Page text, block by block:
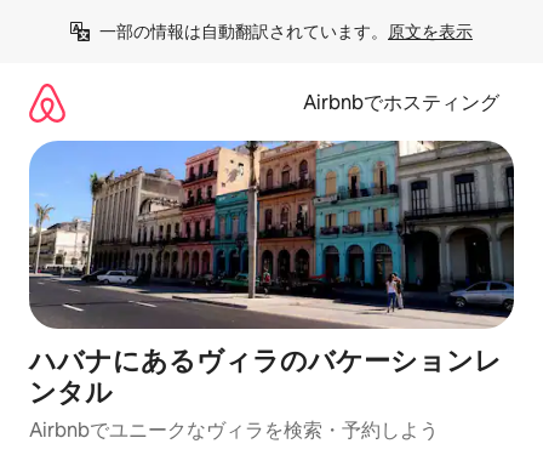
一部の情報は自動翻訳されています。 原文を表示
Airbnbでホスティング
ハバナにあるヴィラのバケーションレ
ンタル
Airbnbでユニークなヴィラを検索・予約しよう